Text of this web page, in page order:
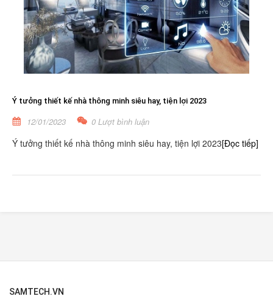
Ý tưởng thiết kế nhà thông minh siêu hay, tiện lợi 2023
12/01/2023 0 Lượt bình luận
Ý tưởng thiết kế nhà thông minh siêu hay, tiện lợi 2023[Đọc tiếp]
SAMTECH.VN